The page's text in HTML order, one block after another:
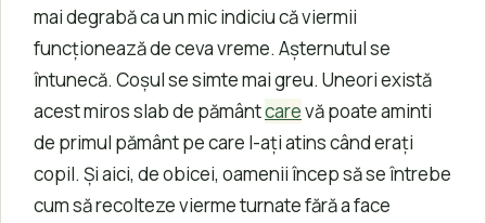
mai degrabă ca un mic indiciu că viermii
funcționează de ceva vreme. Așternutul se
întunecă. Coșul se simte mai greu. Uneori există
acest miros slab de pământcarevă poate aminti
de primul pământ pe care l-ați atins când erați
copil. Și aici, de obicei, oamenii încep să se întrebe
cum să recolteze vierme turnate fără a face